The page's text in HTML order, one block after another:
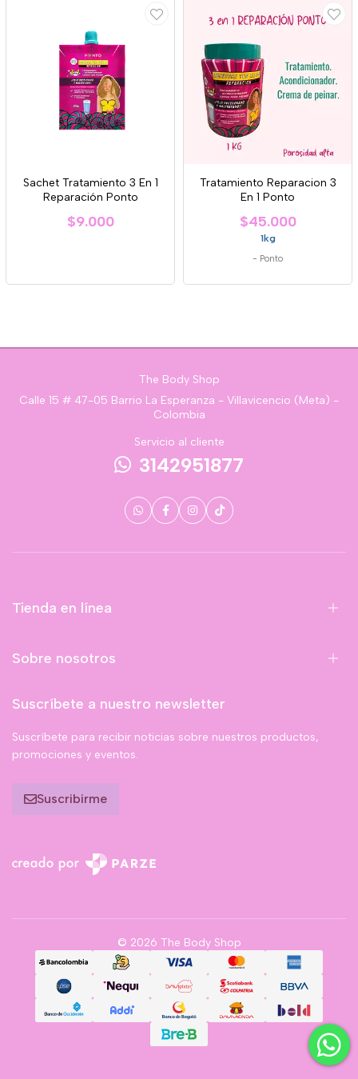
Sachet Tratamiento 3 En 1
Reparación Ponto
$9.000
Tratamiento Reparacion 3
En 1 Ponto
$45.000
1kg
- Ponto
The Body Shop
Calle 15 # 47-05 Barrio La Esperanza - Villavicencio (Meta) -
Colombia
Servicio al cliente
3142951877
Tienda en línea
Sobre nosotros
Suscríbete a nuestro newsletter
Suscríbete para recibir noticias sobre nuestros productos,
promociones y eventos.
Suscribirme
© 2026 The Body Shop